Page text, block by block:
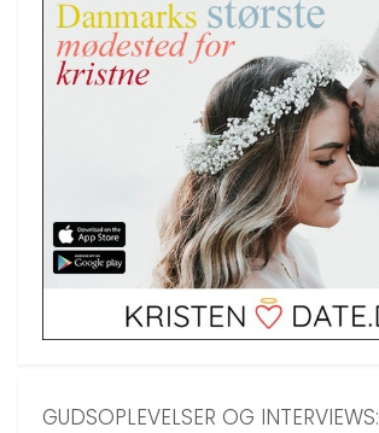
GUDSOPLEVELSER OG INTERVIEWS: